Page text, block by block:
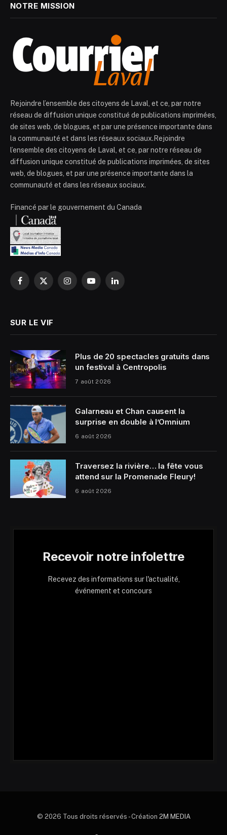
NOTRE MISSION
Rejoindre l’ensemble des citoyens de Laval, et ce, par notre
réseau de diffusion unique constitué de publications imprimées,
de sites web, de blogues, et par une présence importante dans
la communauté et dans les réseaux sociaux.Rejoindre
l’ensemble des citoyens de Laval, et ce, par notre réseau de
diffusion unique constitué de publications imprimées, de sites
web, de blogues, et par une présence importante dans la
communauté et dans les réseaux sociaux.
Financé par le gouvernement du Canada
Facebook
X
InstagramYouTubeLinkedIn
SUR LE VIF
Plus de 20 spectacles gratuits dans
un festival à Centropolis
7 août 2026
Galarneau et Chan causent la
surprise en double à l’Omnium
6 août 2026
Traversez la rivière… la fête vous
attend sur la Promenade Fleury!
6 août 2026
Recevoir notre infolettre
Recevez des informations sur l'actualité,
événement et concours
© 2026 Tous droits réservés - Création 2M MEDIA